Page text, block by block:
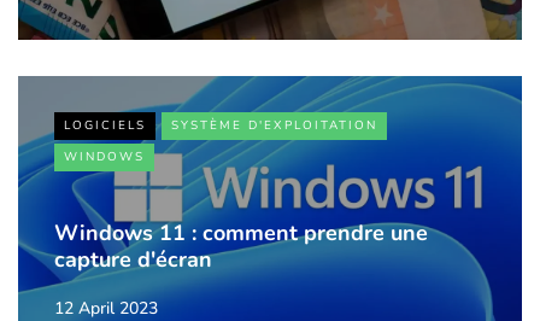
LOGICIELS
SYSTÈME D'EXPLOITATION
WINDOWS
Windows 11 : comment prendre une
capture d'écran
12 April 2023